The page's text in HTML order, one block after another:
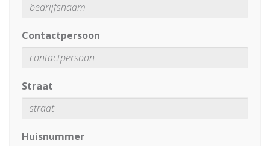
Contactpersoon
Straat
Huisnummer